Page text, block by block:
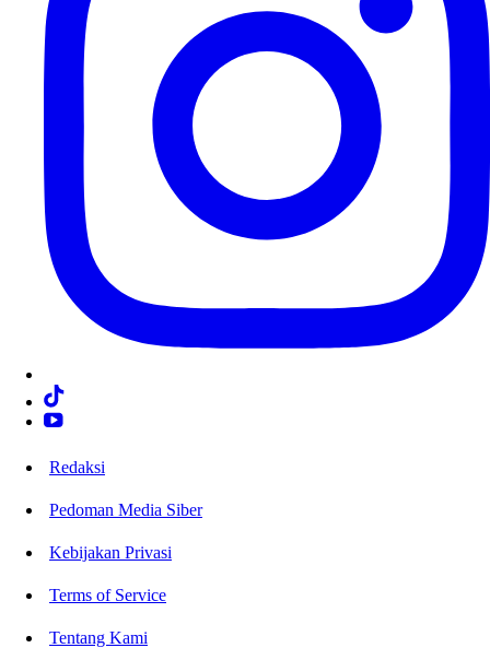
Redaksi
Pedoman Media Siber
Kebijakan Privasi
Terms of Service
Tentang Kami